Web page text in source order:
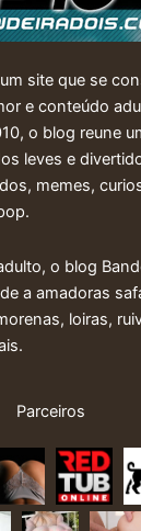
site que se
e conteúdo
o blog reune
leves e
memes,
o blog
a amadoras
loiras,
Parceiros